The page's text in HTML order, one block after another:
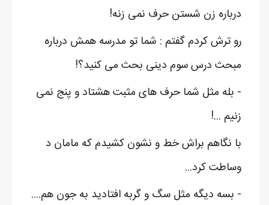
درباره زن شستن حرف نمی زنه!
رو ترش کردم گفتم : شما تو مدرسه همش درباره
مبحث درس سوم دینی بحث می کنید؟!
- بله مثل شما حرف های مثبت هشتاد و پنج نمی
زنیم ...!
با نگاهم براش خط و نشون کشیدم که مامان د
وساطت کرد...
- بسه دیگه مثل سگ و گربه افتادید به جون هم....